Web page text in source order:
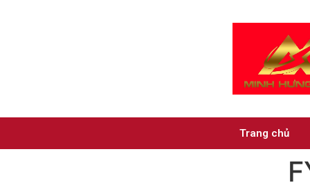
Trang chủ